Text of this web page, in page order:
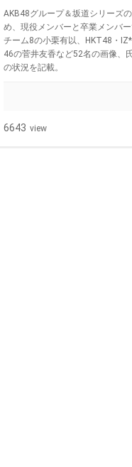
AKB48グループ＆坂道シリーズ
め、現役メンバーと卒業メンバ
チーム8の小栗有以、HKT48・
46の菅井友香など52名の画像、
の状況を記載。
6643 view